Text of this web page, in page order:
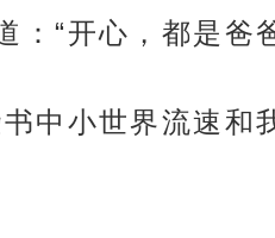
：“开心，都是爸
中小世界流速